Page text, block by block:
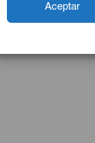
Aceptar
garantiza un
de alta